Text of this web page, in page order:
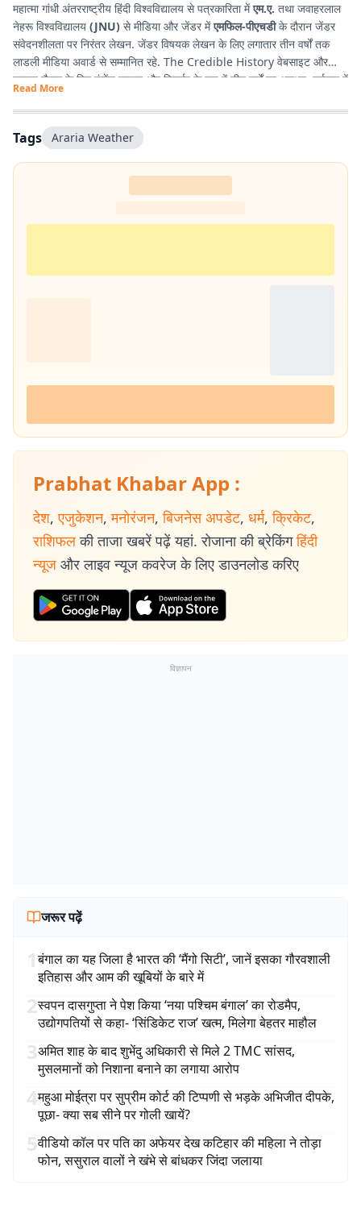
महात्मा गांधी अंतरराष्ट्रीय हिंदी विश्वविद्यालय से पत्रकारिता मेंएम.ए. तथा जवाहरलाल
नेहरू विश्वविद्यालय (JNU) से मीडिया और जेंडर मेंएमफिल-पीएचडीके दौरान जेंडर
संवेदनशीलता पर निरंतर लेखन. जेंडर विषयक लेखन के लिए लगातार तीन वर्षों तक
लाडली मीडिया अवार्ड से सम्मानित रहे. The Credible History वेबसाइट और
यूट्यूब चैनल के लिए कंटेंट राइटर और रिसर्चर के रूप में तीन वर्षों का अनुभव. वर्तमान में
प्रभात खबर डिजिटल
किताबें पढ़ने, वायलिन बजाने और कला-साहित्य में गहरी रुचि रखते हैं तथा बिहार को
सामाजिक, सांस्कृतिक और राजनीतिक दृष्टि से समझने में विशेष दिलचस्पी.
Read More
Tags Araria Weather
Prabhat Khabar App :
देश, एजुकेशन, मनोरंजन, बिजनेस अपडेट, धर्म, क्रिकेट,
राशिफल की ताजा खबरें पढ़ें यहां. रोजाना की ब्रेकिंग हिंदी
न्यूज और लाइव न्यूज कवरेज के लिए डाउनलोड करिए
विज्ञापन
जरूर पढ़ें
1बंगाल का यह जिला है भारत की ‘मैंगो सिटी’, जानें इसका गौरवशाली
इतिहास और आम की खूबियों के बारे में
2स्वपन दासगुप्ता ने पेश किया ‘नया पश्चिम बंगाल’ का रोडमैप,
उद्योगपतियों से कहा- ‘सिंडिकेट राज’ खत्म, मिलेगा बेहतर माहौल
3अमित शाह के बाद शुभेंदु अधिकारी से मिले 2 TMC सांसद,
मुसलमानों को निशाना बनाने का लगाया आरोप
4महुआ मोईत्रा पर सुप्रीम कोर्ट की टिप्पणी से भड़के अभिजीत दीपके,
पूछा- क्या सब सीने पर गोली खायें?
5वीडियो कॉल पर पति का अफेयर देख कटिहार की महिला ने तोड़ा
फोन, ससुराल वालों ने खंभे से बांधकर जिंदा जलाया